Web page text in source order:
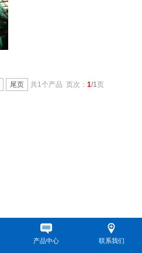
尾页 共1个产品 页次： 1/1页
产品中心 联系我们